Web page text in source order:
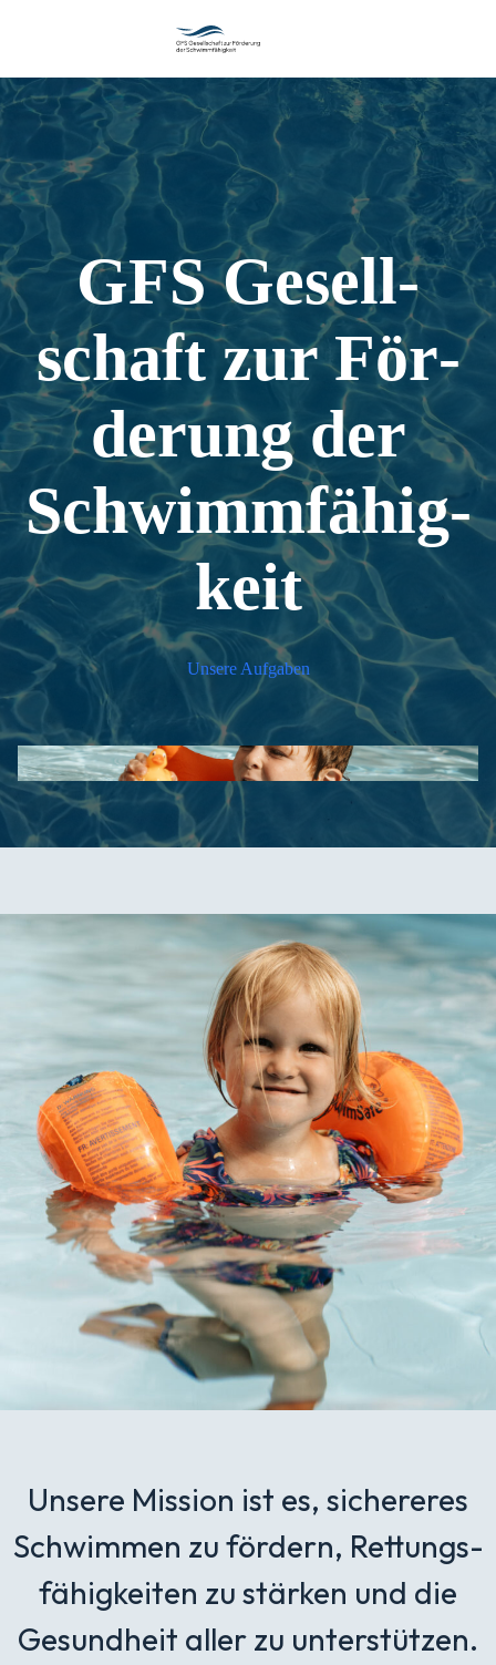
GFS Gesell­
schaft zur För­
de­rung der
Schwimm­fä­hig­
keit
Unse­re Auf­ga­ben
Unse­re Mis­si­on ist es, siche­re­res
Schwim­men zu för­dern, Ret­tungs­
fä­hig­kei­ten zu stär­ken und die
Gesund­heit aller zu unter­stüt­zen.